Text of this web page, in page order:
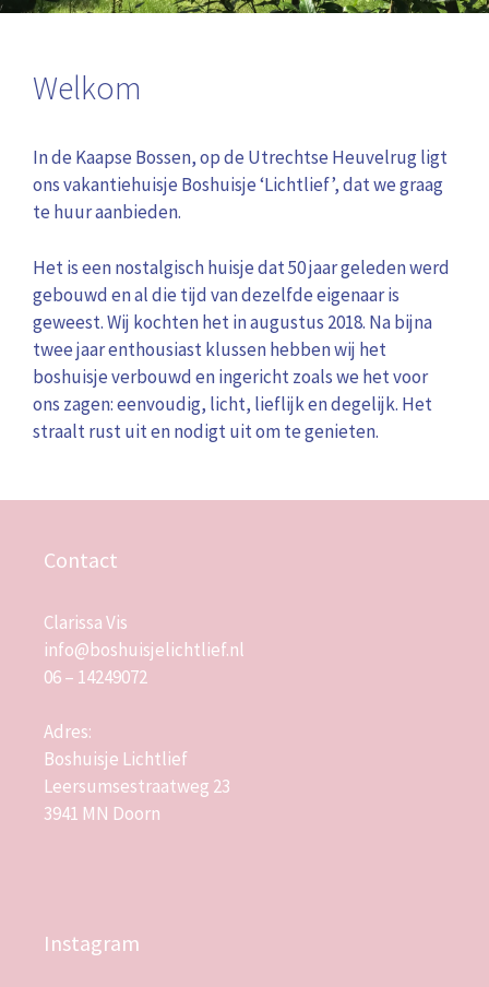
Welkom
In de Kaapse Bossen, op de Utrechtse Heuvelrug ligt
ons vakantiehuisje Boshuisje ‘Lichtlief’, dat we graag
te huur aanbieden.
Het is een nostalgisch huisje dat 50 jaar geleden werd
gebouwd en al die tijd van dezelfde eigenaar is
geweest. Wij kochten het in augustus 2018. Na bijna
twee jaar enthousiast klussen hebben wij het
boshuisje verbouwd en ingericht zoals we het voor
ons zagen: eenvoudig, licht, lieflijk en degelijk. Het
straalt rust uit en nodigt uit om te genieten.
Contact
Clarissa Vis
info@boshuisjelichtlief.nl
06 – 14249072
Adres:
Boshuisje Lichtlief
Leersumsestraatweg 23
3941 MN Doorn
Instagram